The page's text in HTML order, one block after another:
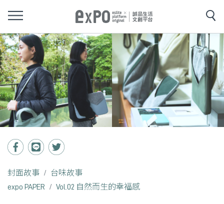
封面故事
台味故事
expo PAPER
Vol.02 自然而生的幸福感